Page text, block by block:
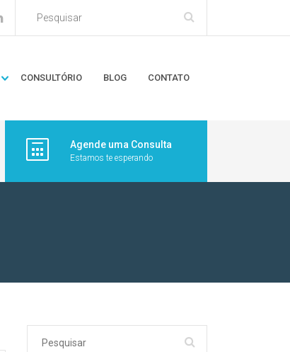
CONSULTÓRIO BLOG CONTATO
Agende uma Consulta
Estamos te esperando